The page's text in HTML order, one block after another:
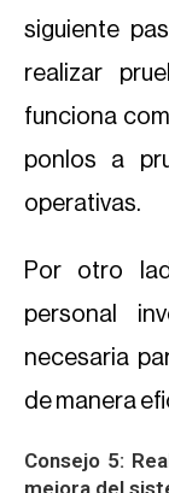
siguiente
realizar
funciona
ponlos a
operativas.
Por otro
personal
necesaria
de manera
Consejo 5:
mejora del